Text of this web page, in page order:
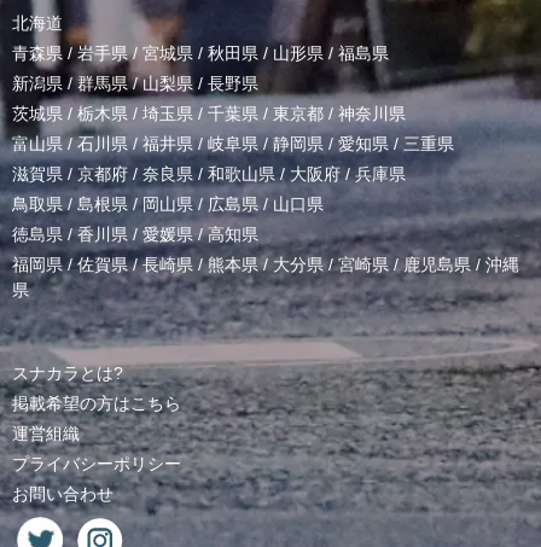
北海道
青森県 / 岩手県/ 宮城県 / 秋田県 / 山形県/ 福島県
新潟県 /群馬県/山梨県 / 長野県
茨城県 / 栃木県 / 埼玉県 / 千葉県 / 東京都 / 神奈川県
富山県 /石川県/福井県/岐阜県 / 静岡県 / 愛知県 / 三重県
滋賀県 / 京都府 / 奈良県 / 和歌山県/ 大阪府 /兵庫県
鳥取県/ 島根県 /岡山県/ 広島県 / 山口県
徳島県 /香川県 / 愛媛県/高知県
福岡県/佐賀県/長崎県 /熊本県/ 大分県/宮崎県 /鹿児島県 / 沖縄
県
スナカラとは?
掲載希望の方はこちら
運営組織
プライバシーポリシー
お問い合わせ